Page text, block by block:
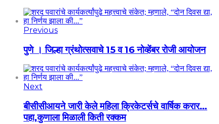
Previous
पुणे । जिल्हा ग्रंथोत्सवाचे 15 व 16 नोव्हेंबर रोजी आयोजन
Next
बीसीसीआयने जारी केले महिला क्रिकेटर्सचे वार्षिक करार…
पहा,कुणाला मिळाली किती रक्कम